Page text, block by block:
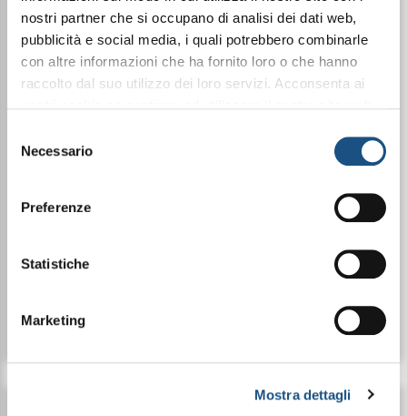
nostri partner che si occupano di analisi dei dati web,
pubblicità e social media, i quali potrebbero combinarle
con altre informazioni che ha fornito loro o che hanno
raccolto dal suo utilizzo dei loro servizi. Acconsenta ai
delNecessario
Preferenze
Statistiche
Marketing
Mostra dettagli
CON ALOE VERA, NEEM
E ARGAN - 500ML
Dettagli
PAPAYA - 500ML